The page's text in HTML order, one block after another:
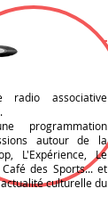
radio associative
programmation
autour de la
L'Expérience, Le
des Sports... et
culturelle du